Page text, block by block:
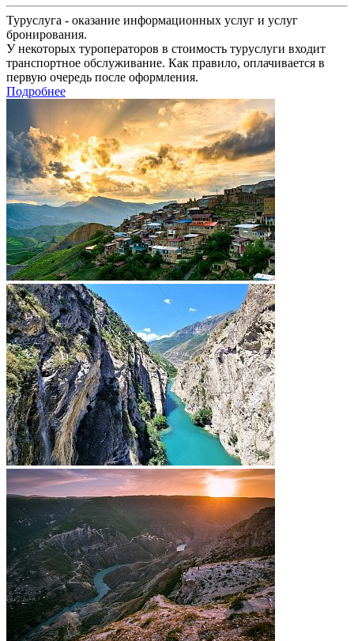
Туруслуга - оказание информационных услуг и услуг
бронирования.
У некоторых туроператоров в стоимость туруслуги входит
транспортное обслуживание. Как правило, оплачивается в
первую очередь после оформления.
Подробнее